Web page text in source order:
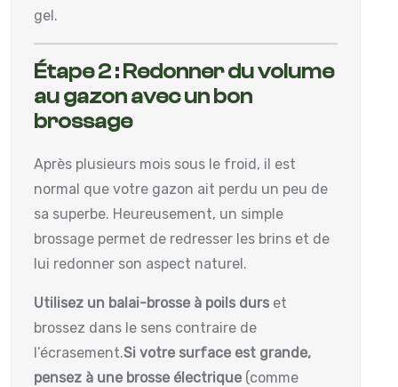
gel.
Étape 2 : Redonner du volume
au gazon avec un bon
brossage
Après plusieurs mois sous le froid, il est
normal que votre gazon ait perdu un peu de
sa superbe. Heureusement, un simple
brossage permet de redresser les brins et de
lui redonner son aspect naturel.
Utilisez un balai-brosse à poils durs et
brossez dans le sens contraire de
l’écrasement.Si votre surface est grande,
pensez à une brosse électrique (comme